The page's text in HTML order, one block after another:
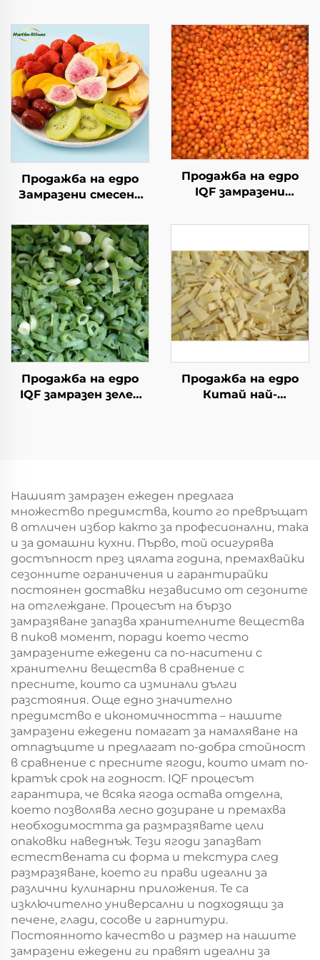
Продажба на едро
Замразени смесени
банан, киви, смоква,
черен шип и ябълка
Продажба на едро
IQF замразени
10 кг, замразен
Продажба на едро
IQF замразен зелен
Продажба на едро
Китай най-
Нашият замразен ежеден предлага
множество предимства, които го превръщат
в отличен избор както за професионални, така
и за домашни кухни. Първо, той осигурява
достъпност през цялата година, премахвайки
сезонните ограничения и гарантирайки
постоянен доставки независимо от сезоните
на отглеждане. Процесът на бързо
замразяване запазва хранителните вещества
в пиков момент, поради което често
замразените ежедени са по-наситени с
хранителни вещества в сравнение с
пресните, които са изминали дълги
разстояния. Още едно значително
предимство е икономичността – нашите
замразени ежедени помагат за намаляване на
отпадъците и предлагат по-добра стойност
в сравнение с пресните ягоди, които имат по-
кратък срок на годност. IQF процесът
гарантира, че всяка ягода остава отделна,
което позволява лесно дозиране и премахва
необходимостта да размразявате цели
опаковки наведнъж. Тези ягоди запазват
естествената си форма и текстура след
размразяване, което ги прави идеални за
различни кулинарни приложения. Те са
изключително универсални и подходящи за
печене, глади, сосове и гарнитури.
Постоянното качество и размер на нашите
замразени ежедени ги правят идеални за